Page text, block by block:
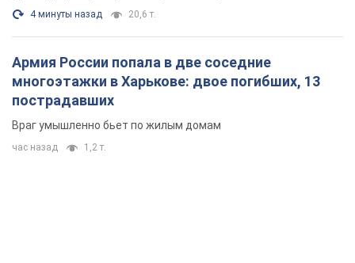
4 минуты назад 20,6 т.
Армия России попала в две соседние
многоэтажки в Харькове: двое погибших, 13
пострадавших
Враг умышленно бьет по жилым домам
час назад 1,2 т.